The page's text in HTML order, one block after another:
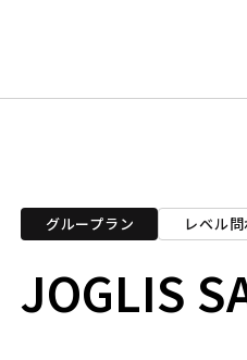
グループラン レベル
JOGLIS